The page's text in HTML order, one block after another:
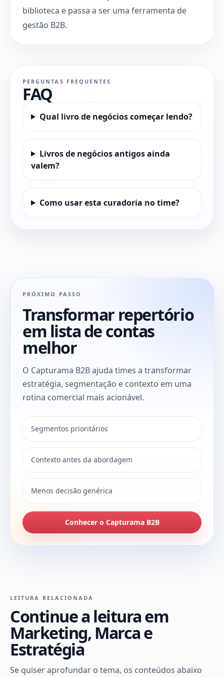
biblioteca e passa a ser uma ferramenta de
gestão B2B.
PERGUNTAS FREQUENTES
FAQ
Qual livro de negócios começar lendo?
Livros de negócios antigos ainda
valem?
Como usar esta curadoria no time?
PRÓXIMO PASSO
Transformar repertório
em lista de contas
melhor
O Capturama B2B ajuda times a transformar
estratégia, segmentação e contexto em uma
rotina comercial mais acionável.
Segmentos prioritários
Contexto antes da abordagem
Menos decisão genérica
Conhecer o Capturama B2B
LEITURA RELACIONADA
Continue a leitura em
Marketing, Marca e
Estratégia
Se quiser aprofundar o tema, os conteúdos abaixo